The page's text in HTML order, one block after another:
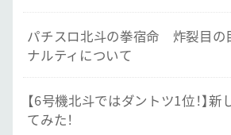
パチスロ北斗の拳宿命 炸裂目の
ナルティについて
【6号機北斗ではダントツ1位！】
てみた！